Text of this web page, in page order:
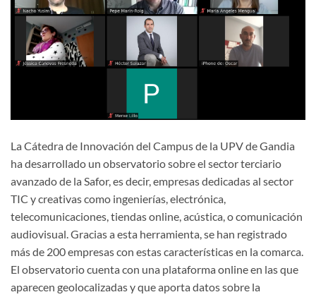
La Cátedra de Innovación del Campus de la UPV de Gandia
ha desarrollado un observatorio sobre el sector terciario
avanzado de la Safor, es decir, empresas dedicadas al sector
TIC y creativas como ingenierías, electrónica,
telecomunicaciones, tiendas online, acústica, o comunicación
audiovisual. Gracias a esta herramienta, se han registrado
más de 200 empresas con estas características en la comarca.
El observatorio cuenta con una plataforma online en las que
aparecen geolocalizadas y que aporta datos sobre la